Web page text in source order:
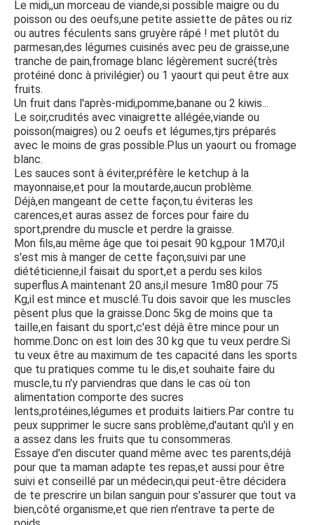
Le midi,,un morceau de viande,si possible maigre ou du
poisson ou des oeufs,une petite assiette de pâtes ou riz
ou autres féculents sans gruyère râpé ! met plutôt du
parmesan,des légumes cuisinés avec peu de graisse,une
tranche de pain,fromage blanc légèrement sucré(très
protéiné donc à privilégier) ou 1 yaourt qui peut être aux
fruits.
Un fruit dans l'après-midi,pomme,banane ou 2 kiwis...
Le soir,crudités avec vinaigrette allégée,viande ou
poisson(maigres) ou 2 oeufs et légumes,tjrs préparés
avec le moins de gras possible.Plus un yaourt ou fromage
blanc.
Les sauces sont à éviter,préfère le ketchup à la
mayonnaise,et pour la moutarde,aucun problème.
Déjà,en mangeant de cette façon,tu éviteras les
carences,et auras assez de forces pour faire du
sport,prendre du muscle et perdre la graisse.
Mon fils,au même âge que toi pesait 90 kg,pour 1M70,il
s'est mis à manger de cette façon,suivi par une
diététicienne,il faisait du sport,et a perdu ses kilos
superflus.A maintenant 20 ans,il mesure 1m80 pour 75
Kg,il est mince et musclé.Tu dois savoir que les muscles
pèsent plus que la graisse.Donc 5kg de moins que ta
taille,en faisant du sport,c'est déjà être mince pour un
homme.Donc on est loin des 30 kg que tu veux perdre.Si
tu veux être au maximum de tes capacité dans les sports
que tu pratiques comme tu le dis,et souhaite faire du
muscle,tu n'y parviendras que dans le cas où ton
alimentation comporte des sucres
lents,protéines,légumes et produits laitiers.Par contre tu
peux supprimer le sucre sans problème,d'autant qu'il y en
a assez dans les fruits que tu consommeras.
Essaye d'en discuter quand même avec tes parents,déjà
pour que ta maman adapte tes repas,et aussi pour être
suivi et conseillé par un médecin,qui peut-être décidera
de te prescrire un bilan sanguin pour s'assurer que tout va
bien,côté organisme,et que rien n'entrave ta perte de